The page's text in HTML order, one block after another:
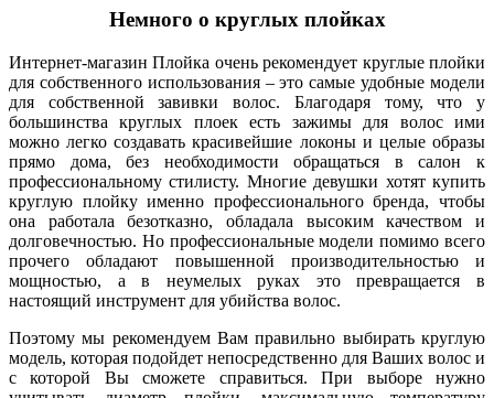
Немного о круглых плойках
Интернет-магазин Плойка очень рекомендует круглые плойки
для собственного использования – это самые удобные модели
для собственной завивки волос. Благодаря тому, что у
большинства круглых плоек есть зажимы для волос ими
можно легко создавать красивейшие локоны и целые образы
прямо дома, без необходимости обращаться в салон к
профессиональному стилисту. Многие девушки хотят купить
круглую плойку именно профессионального бренда, чтобы
она работала безотказно, обладала высоким качеством и
долговечностью. Но профессиональные модели помимо всего
прочего обладают повышенной производительностью и
мощностью, а в неумелых руках это превращается в
настоящий инструмент для убийства волос.
Поэтому мы рекомендуем Вам правильно выбирать круглую
модель, которая подойдет непосредственно для Ваших волос и
с которой Вы сможете справиться. При выборе нужно